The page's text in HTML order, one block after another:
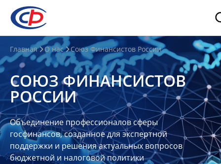
О
нас
О
СФР
Совет
Союза
Участники
Планы
Главная О нас Союз Финансистов России
СОЮЗ ФИНАНСИСТОВ
РОССИИ
Объединение профессионалов сферы
госфинансов, созданное для экспертной
поддержки и решения актуальных вопросов
бюджетной и налоговой политики